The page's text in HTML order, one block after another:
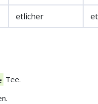
etlicher
Tee.